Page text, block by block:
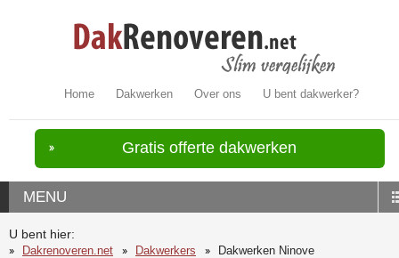
Home Dakwerken Over ons U bent dakwerker?
Gratis offerte dakwerken
MENU
U bent hier:
Dakrenoveren.net
Dakwerkers Dakwerken Ninove